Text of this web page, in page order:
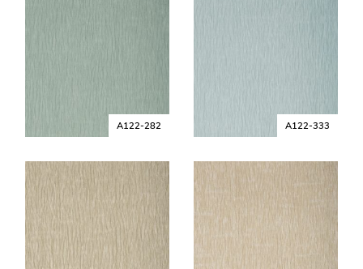
A122-282 A122-333